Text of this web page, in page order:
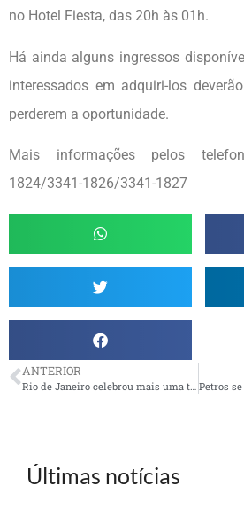
no Hotel Fiesta, das 20h às 01h.
Há ainda alguns ingressos
interessados em adquiri-los
perderem a oportunidade.
Mais informações pelos
1824/3341-1826/3341-1827
ANTERIOR
Últimas notícias